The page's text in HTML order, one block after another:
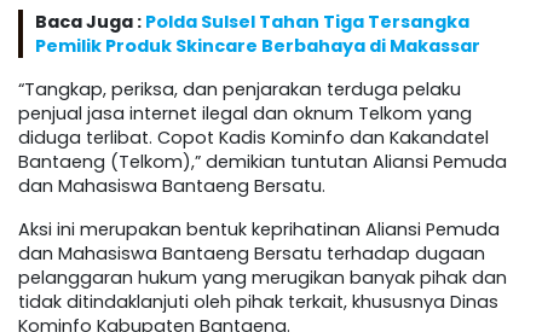
Baca Juga : Polda Sulsel Tahan Tiga Tersangka
Pemilik Produk Skincare Berbahaya di Makassar
“Tangkap, periksa, dan penjarakan terduga pelaku
penjual jasa internet ilegal dan oknum Telkom yang
diduga terlibat. Copot Kadis Kominfo dan Kakandatel
Bantaeng (Telkom),” demikian tuntutan Aliansi Pemuda
dan Mahasiswa Bantaeng Bersatu.
Aksi ini merupakan bentuk keprihatinan Aliansi Pemuda
dan Mahasiswa Bantaeng Bersatu terhadap dugaan
pelanggaran hukum yang merugikan banyak pihak dan
tidak ditindaklanjuti oleh pihak terkait, khususnya Dinas
Kominfo Kabupaten Bantaeng.